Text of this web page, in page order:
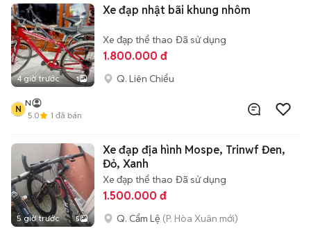
4 giờ trước 1
Xe đạp nhật bãi khung nhôm
Xe đạp thể thao Đã sử dụng
1.800.000 đ
Q. Liên Chiểu
N
N
5.0
1 đã bán
5 giờ trước 5
Xe đạp địa hình Mospe, Trinwf Đen,
Đỏ, Xanh
Xe đạp thể thao Đã sử dụng
1.500.000 đ
Q. Cẩm Lệ (P. Hòa Xuân mới)